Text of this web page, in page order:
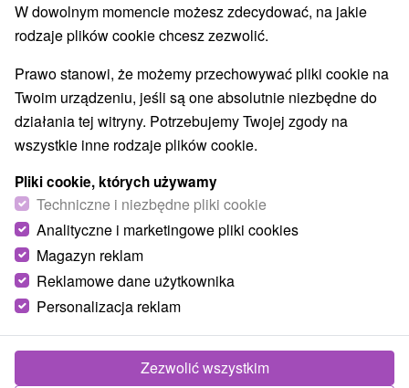
Chata Margita Dolný Kubín
W dowolnym momencie możesz zdecydować, na jakie
rodzaje plików cookie chcesz zezwolić.
Prawo stanowi, że możemy przechowywać pliki cookie na
Twoim urządzeniu, jeśli są one absolutnie niezbędne do
działania tej witryny. Potrzebujemy Twojej zgody na
wszystkie inne rodzaje plików cookie.
Pliki cookie, których używamy
Techniczne i niezbędne pliki cookie
Analityczne i marketingowe pliki cookies
Magazyn reklam
Reklamowe dane użytkownika
Personalizacja reklam
Zezwolić wszystkim